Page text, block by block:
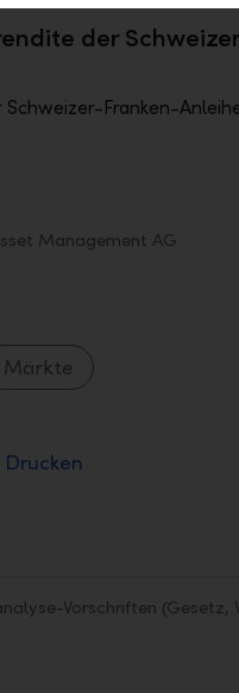
der
Management AG
Märkte
Drucken
Vorschriften (Gesetz,